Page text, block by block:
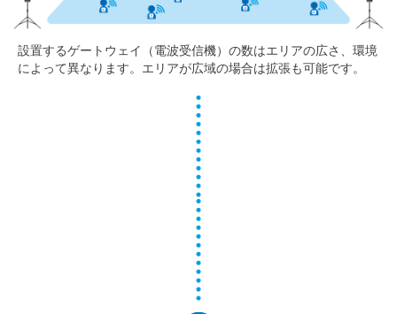
設置するゲートウェイ（電波受信機）の数はエリアの広さ、環境
によって異なります。エリアが広域の場合は拡張も可能です。